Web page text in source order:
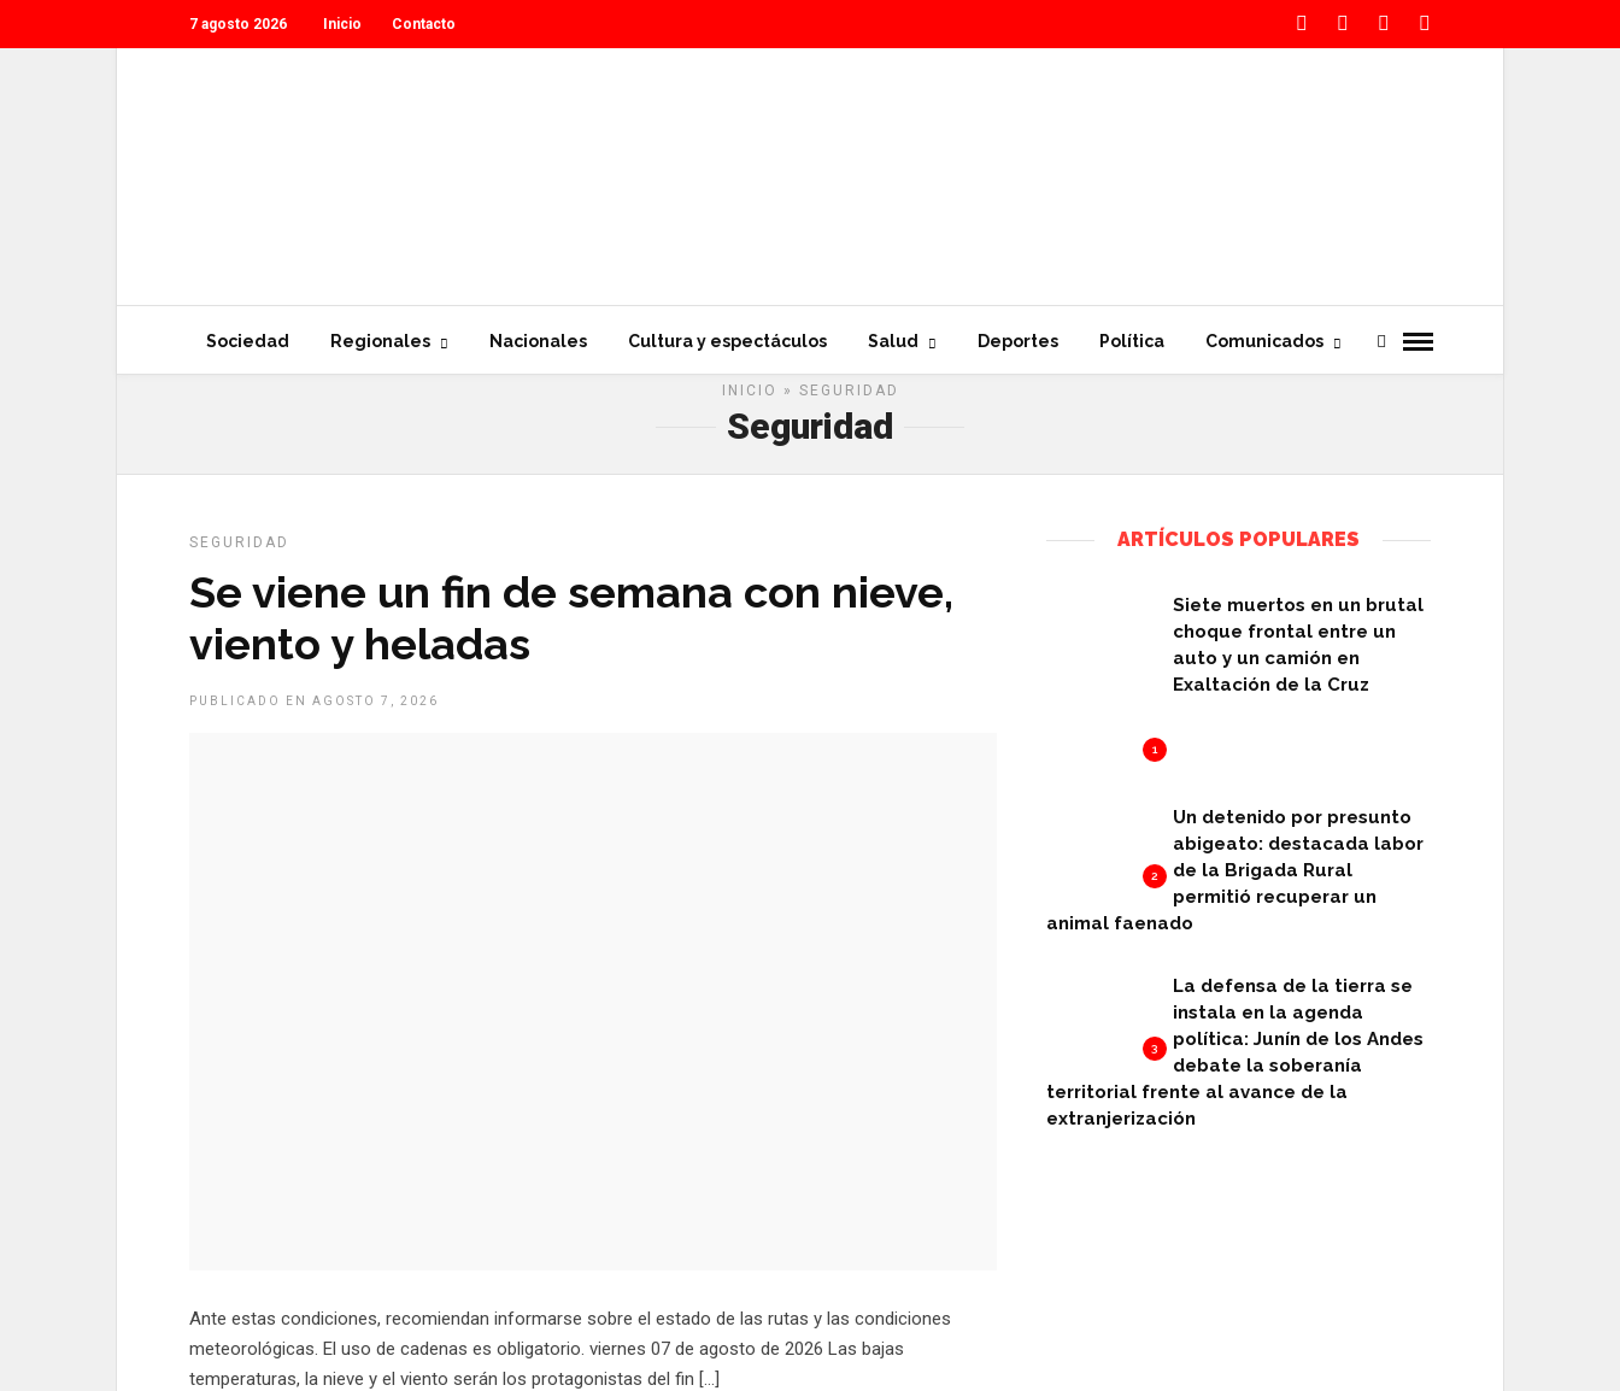
7 agosto 2026 Inicio Contacto
Sociedad Regionales Nacionales Cultura y espectáculos Salud Deportes Política Comunicados
INICIO » SEGURIDAD
Seguridad
SEGURIDAD
Se viene un fin de semana con nieve,
viento y heladas
PUBLICADO EN AGOSTO 7, 2026
Ante estas condiciones, recomiendan informarse sobre el estado de las rutas y las condiciones
meteorológicas. El uso de cadenas es obligatorio. viernes 07 de agosto de 2026 Las bajas
temperaturas, la nieve y el viento serán los protagonistas del fin […]
ARTÍCULOS POPULARES
1
Siete muertos en un brutal
choque frontal entre un
auto y un camión en
Exaltación de la Cruz
2
Un detenido por presunto
abigeato: destacada labor
de la Brigada Rural
permitió recuperar un
animal faenado
3
La defensa de la tierra se
instala en la agenda
política: Junín de los Andes
debate la soberanía
territorial frente al avance de la
extranjerización